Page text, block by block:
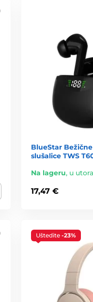
BlueStar
slušalice TWS
Na lageru, u
17,47 €
Uštedite -23%